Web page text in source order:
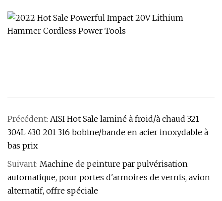
Précédent: AISI Hot Sale laminé à froid/à chaud 321
304L 430 201 316 bobine/bande en acier inoxydable à
bas prix
Suivant: Machine de peinture par pulvérisation
automatique, pour portes d'armoires de vernis, avion
alternatif, offre spéciale